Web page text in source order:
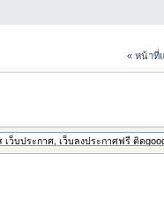
« หน้าที่